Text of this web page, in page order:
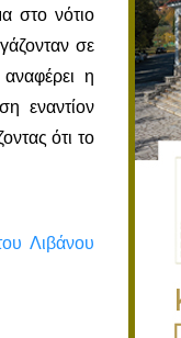
στο νότιο
σε
η
εναντίον
ότι το
Λιβάνου